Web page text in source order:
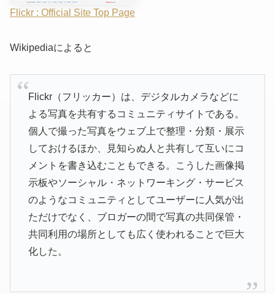
Flickr : Official Site Top Page
Wikipediaによると
Flickr（フリッカー）は、デジタルカメラなどに
よる写真を共有するコミュニティサイトである。
個人で撮った写真をウェブ上で整理・分類・展示
しておけるほか、見知らぬ人と共有して互いにコ
メントを書き込むこともできる。こうした画像掲
示板やソーシャル・ネットワーキング・サービス
のようなコミュニティとしてユーザーに人気が出
ただけでなく、ブロガーの間で写真の共同保管・
共同利用の場所としても広く使われることで巨大
化した。